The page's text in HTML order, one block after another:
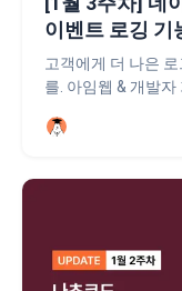
이벤트 로깅 기
고객에게 더 나은
를. 아임웹 & 개발자